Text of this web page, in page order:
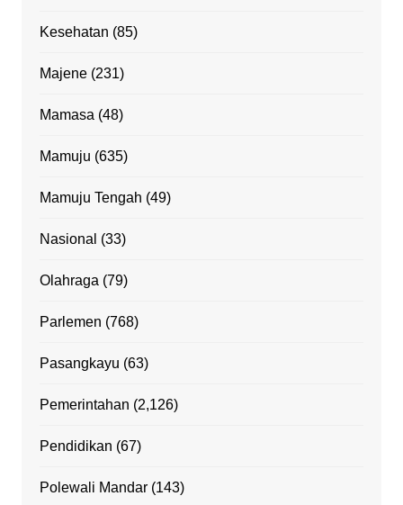
Kesehatan (85)
Majene(231)
Mamasa(48)
Mamuju (635)
Mamuju Tengah (49)
Nasional (33)
Olahraga(79)
Parlemen (768)
Pasangkayu (63)
Pemerintahan (2,126)
Pendidikan (67)
Polewali Mandar(143)